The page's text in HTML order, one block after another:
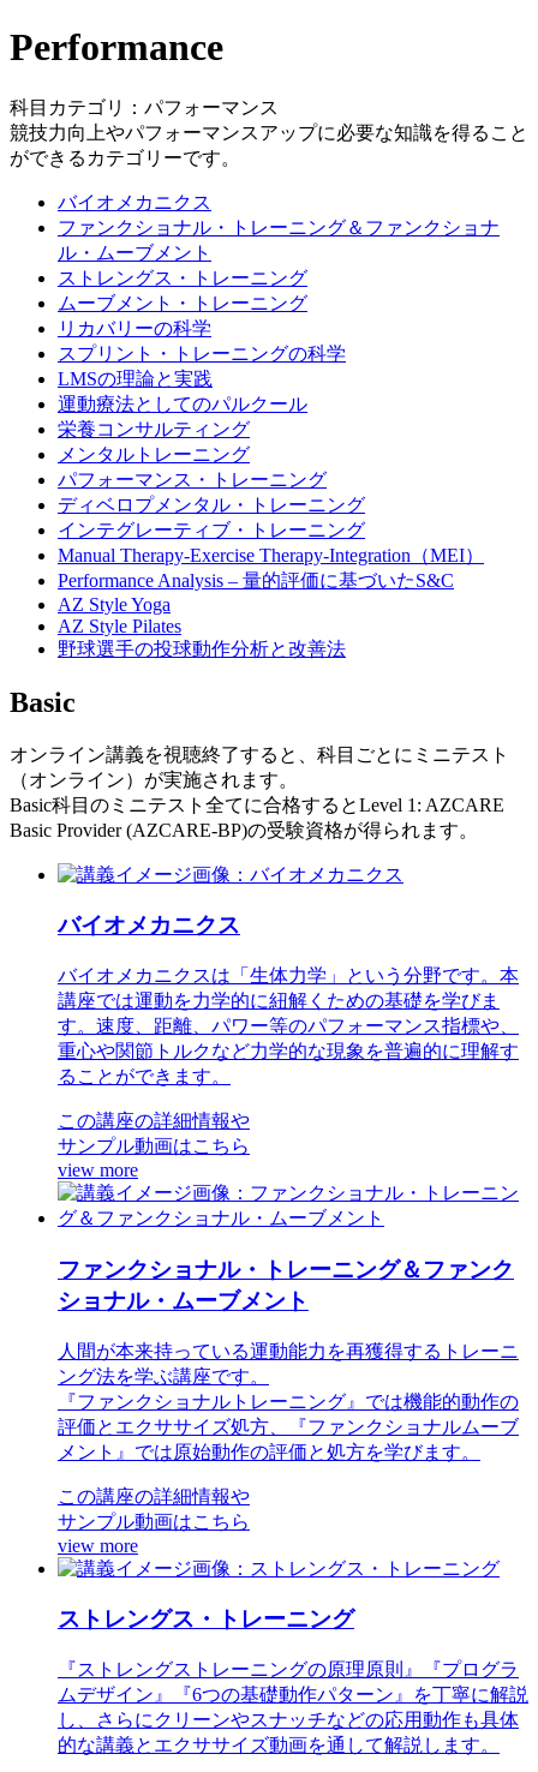
Performance
科目カテゴリ：パフォーマンス
競技力向上やパフォーマンスアップに必要な知識を得ること
ができるカテゴリーです。
バイオメカニクス
ファンクショナル・トレーニング＆ファンクショナ
ル・ムーブメント
ストレングス・トレーニング
ムーブメント・トレーニング
リカバリーの科学
スプリント・トレーニングの科学
LMSの理論と実践
運動療法としてのパルクール
栄養コンサルティング
メンタルトレーニング
パフォーマンス・トレーニング
ディベロプメンタル・トレーニング
インテグレーティブ・トレーニング
Manual Therapy-Exercise Therapy-Integration（MEI）
Performance Analysis – 量的評価に基づいたS&C
AZ Style Yoga
AZ Style Pilates
野球選手の投球動作分析と改善法
Basic
オンライン講義を視聴終了すると、科目ごとにミニテスト
（オンライン）が実施されます。
Basic科目のミニテスト全てに合格するとLevel 1: AZCARE
Basic Provider (AZCARE-BP)の受験資格が得られます。
バイオメカニクス
バイオメカニクスは「生体力学」という分野です。本
講座では運動を力学的に紐解くための基礎を学びま
す。速度、距離、パワー等のパフォーマンス指標や、
重心や関節トルクなど力学的な現象を普遍的に理解す
ることができます。
この講座の詳細情報や
サンプル動画はこちら
view more
ファンクショナル・トレーニング＆ファンク
ショナル・ムーブメント
人間が本来持っている運動能力を再獲得するトレーニ
ング法を学ぶ講座です。
『ファンクショナルトレーニング』では機能的動作の
評価とエクササイズ処方、『ファンクショナルムーブ
メント』では原始動作の評価と処方を学びます。
この講座の詳細情報や
サンプル動画はこちら
view more
ストレングス・トレーニング
『ストレングストレーニングの原理原則』『プログラ
ムデザイン』『6つの基礎動作パターン』を丁寧に解説
し、さらにクリーンやスナッチなどの応用動作も具体
的な講義とエクササイズ動画を通して解説します。